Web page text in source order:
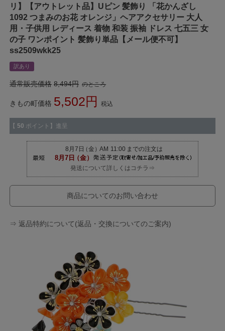
リ】【アウトレット品】Uピン 髪飾り 「花かんざし
1092 つまみのお花 オレンジ」ヘアアクセサリー 大人
用・子供用 レディース 着物 和装 振袖 ドレス 七五三 女
の子 ワンポイント 髪飾り単品【メール便不可】
ss2509wkk25
訳あり
通常販売価格 8,494 のところ
きもの町価格 5,502 税込
【 50 ポイント】進呈
発送について詳しくはコチラ⇒
商品についてのお問い合わせ
⇒ 返品特約について(返品・交換についてのご案内)